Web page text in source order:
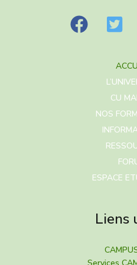
CU
NOS
ESPACE
Liens